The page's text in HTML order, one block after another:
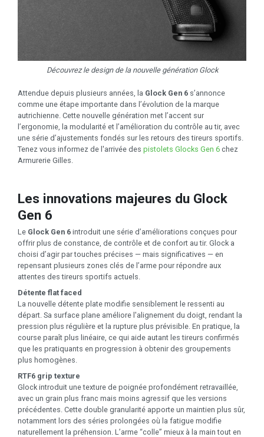
Découvrez le design de la nouvelle génération Glock
Attendue depuis plusieurs années, la Glock Gen 6 s’annonce
comme une étape importante dans l’évolution de la marque
autrichienne. Cette nouvelle génération met l’accent sur
l’ergonomie, la modularité et l’amélioration du contrôle au tir, avec
une série d’ajustements fondés sur les retours des tireurs sportifs.
Tenez vous informez de l'arrivée des pistolets Glocks Gen 6 chez
Armurerie Gilles.
Les innovations majeures du Glock
Gen 6
Le Glock Gen 6 introduit une série d’améliorations conçues pour
offrir plus de constance, de contrôle et de confort au tir. Glock a
choisi d’agir par touches précises — mais significatives — en
repensant plusieurs zones clés de l’arme pour répondre aux
attentes des tireurs sportifs actuels.
Détente flat faced
La nouvelle détente plate modifie sensiblement le ressenti au
départ. Sa surface plane améliore l'alignement du doigt, rendant la
pression plus régulière et la rupture plus prévisible. En pratique, la
course paraît plus linéaire, ce qui aide autant les tireurs confirmés
que les pratiquants en progression à obtenir des groupements
plus homogènes.
RTF6 grip texture
Glock introduit une texture de poignée profondément retravaillée,
avec un grain plus franc mais moins agressif que les versions
précédentes. Cette double granularité apporte un maintien plus sûr,
notamment lors des séries prolongées où la fatigue modifie
naturellement la préhension. L’arme “colle” mieux à la main tout en